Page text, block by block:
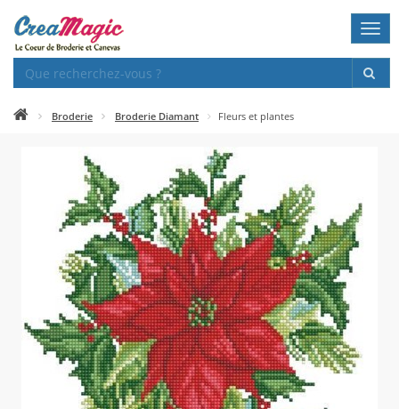
Broderie Broderie Diamant Fleurs et plantes